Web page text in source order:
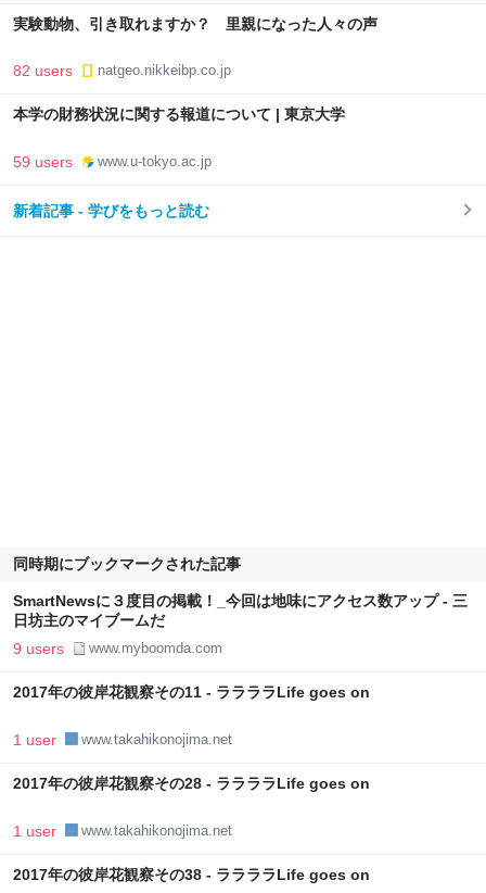
実験動物、引き取れますか？ 里親になった人々の声
82 users natgeo.nikkeibp.co.jp
本学の財務状況に関する報道について | 東京大学
59 users www.u-tokyo.ac.jp
新着記事 - 学びをもっと読む
同時期にブックマークされた記事
SmartNewsに３度目の掲載！_今回は地味にアクセス数アップ - 三
日坊主のマイブームだ
9 users www.myboomda.com
2017年の彼岸花観察その11 - ララララLife goes on
1 user www.takahikonojima.net
2017年の彼岸花観察その28 - ララララLife goes on
1 user www.takahikonojima.net
2017年の彼岸花観察その38 - ララララLife goes on